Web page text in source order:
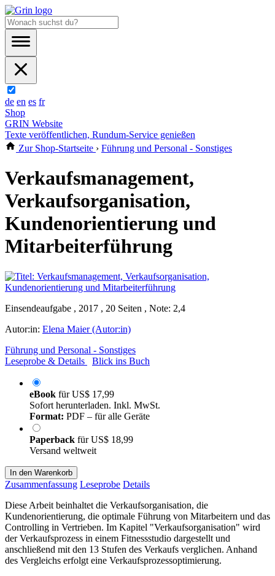
de en es fr
Shop
GRIN Website
Texte veröffentlichen, Rundum-Service genießen
Zur Shop-Startseite › Führung und Personal - Sonstiges
Verkaufsmanagement,
Verkaufsorganisation,
Kundenorientierung und
Mitarbeiterführung
Einsendeaufgabe , 2017 , 20 Seiten , Note: 2,4
Autor:in: Elena Maier (Autor:in)
Führung und Personal - Sonstiges
Leseprobe & Details
Blick ins Buch
eBook fürUS$ 17,99
Sofort herunterladen. Inkl. MwSt.
Format: PDF – für alle Geräte
Paperback fürUS$ 18,99
Versand weltweit
In den Warenkorb
Zusammenfassung Leseprobe Details
Diese Arbeit beinhaltet die Verkaufsorganisation, die
Kundenorientierung, die optimale Führung von Mitarbeitern und das
Controlling in Vertrieben. Im Kapitel "Verkaufsorganisation" wird
der Verkaufsprozess in einem Fitnessstudio dargestellt und
anschließend mit den 13 Stufen des Verkaufs verglichen. Anhand
des Vergleichs erfolgt eine Verkaufsprozessoptimierung.